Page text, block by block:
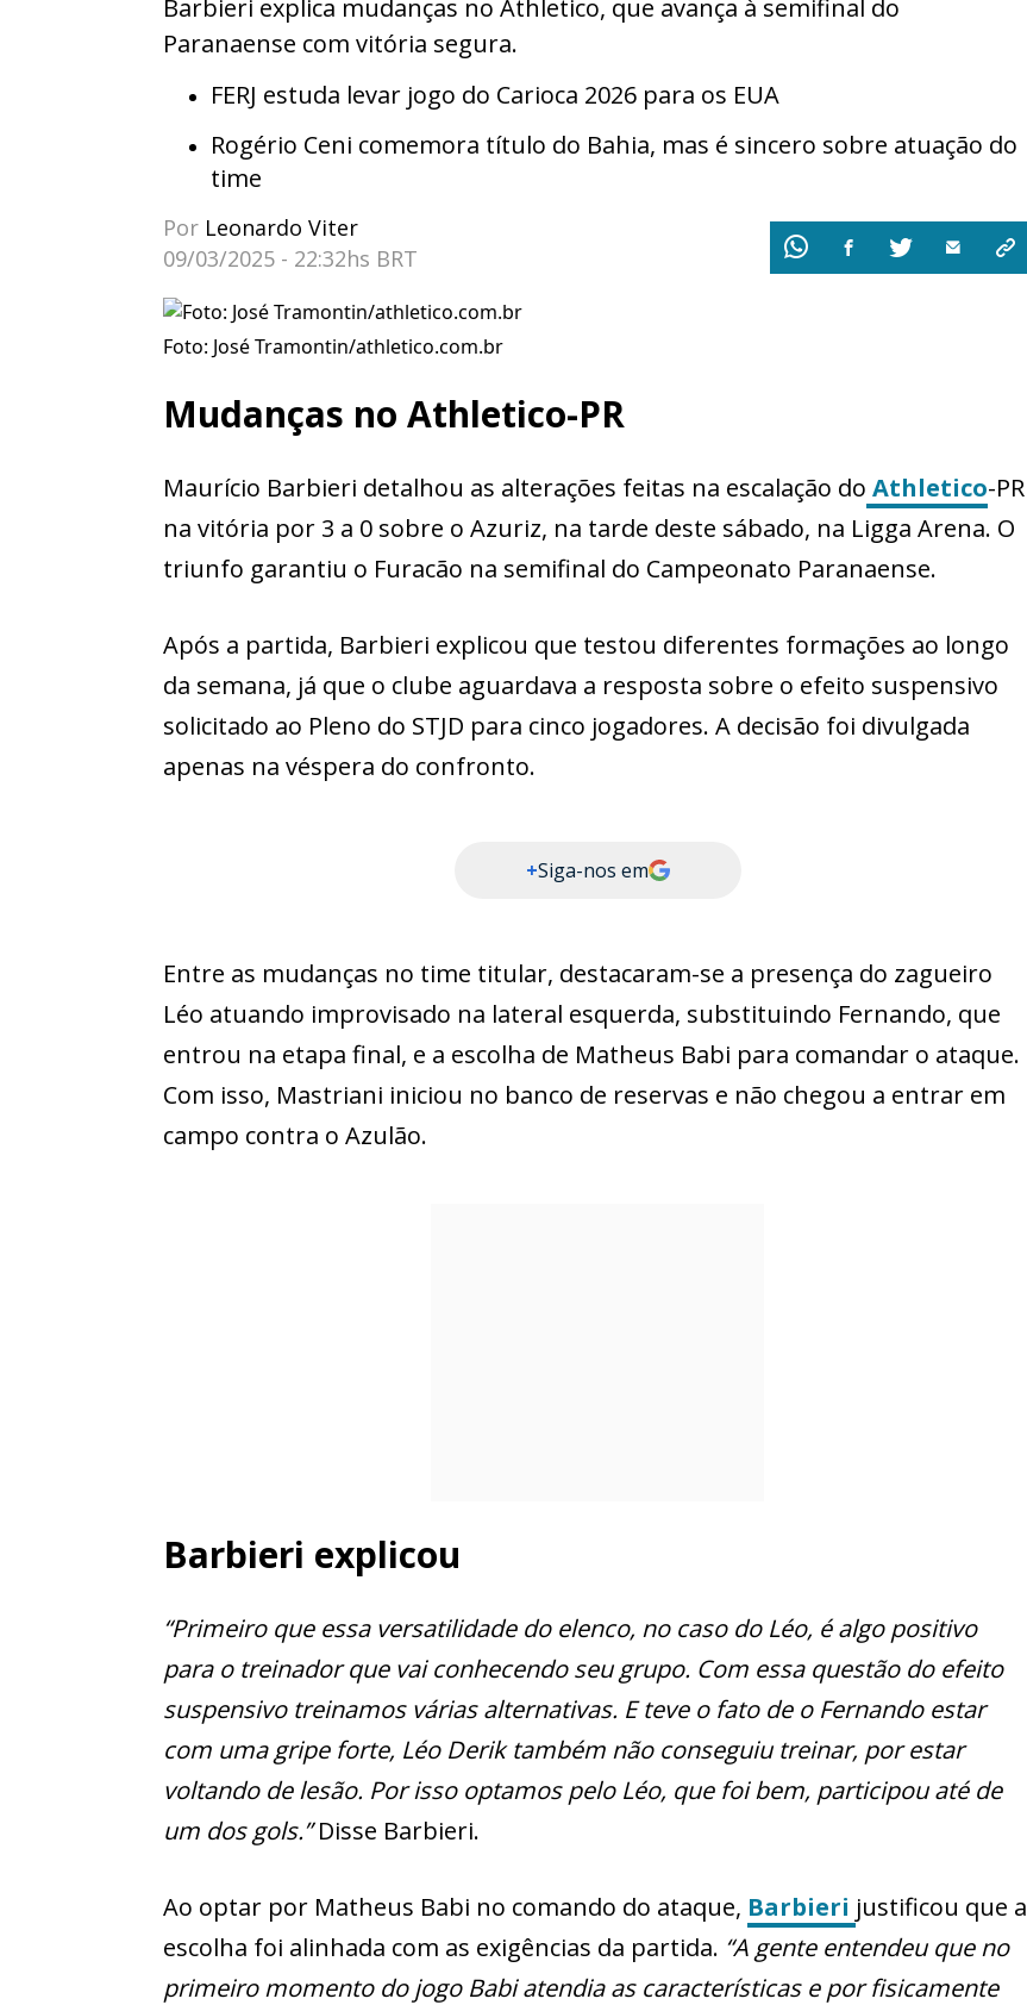
Barbieri explica mudanças no Athletico, que avança à semifinal do
Paranaense com vitória segura.
FERJ estuda levar jogo do Carioca 2026 para os EUA
Rogério Ceni comemora título do Bahia, mas é sincero sobre atuação do
time
Por Leonardo Viter
09/03/2025 - 22:32hs BRT
Foto: José Tramontin/athletico.com.br
Mudanças no Athletico-PR
Maurício Barbieri detalhou as alterações feitas na escalação do Athletico-PR
na vitória por 3 a 0 sobre o Azuriz, na tarde deste sábado, na Ligga Arena. O
triunfo garantiu o Furacão na semifinal do Campeonato Paranaense.
Após a partida, Barbieri explicou que testou diferentes formações ao longo
da semana, já que o clube aguardava a resposta sobre o efeito suspensivo
solicitado ao Pleno do STJD para cinco jogadores. A decisão foi divulgada
apenas na véspera do confronto.
+Siga-nos em
Entre as mudanças no time titular, destacaram-se a presença do zagueiro
Léo atuando improvisado na lateral esquerda, substituindo Fernando, que
entrou na etapa final, e a escolha de Matheus Babi para comandar o ataque.
Com isso, Mastriani iniciou no banco de reservas e não chegou a entrar em
campo contra o Azulão.
Barbieri explicou
“Primeiro que essa versatilidade do elenco, no caso do Léo, é algo positivo
para o treinador que vai conhecendo seu grupo. Com essa questão do efeito
suspensivo treinamos várias alternativas. E teve o fato de o Fernando estar
com uma gripe forte, Léo Derik também não conseguiu treinar, por estar
voltando de lesão. Por isso optamos pelo Léo, que foi bem, participou até de
um dos gols.”Disse Barbieri.
Ao optar por Matheus Babi no comando do ataque, Barbieri justificou que a
escolha foi alinhada com as exigências da partida. “A gente entendeu que no
primeiro momento do jogo Babi atendia as características e por fisicamente